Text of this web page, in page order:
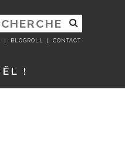
BLOGROLL CONTACT
!